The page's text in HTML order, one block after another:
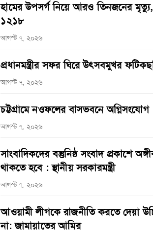
হামের উপসর্গ নিয়ে আরও তিনজনের
১২১৮
আগস্ট ৭, ২০২৬
প্রধানমন্ত্রীর সফর ঘিরে উৎসবমুখর
আগস্ট ৭, ২০২৬
চট্টগ্রামে নওফলের বাসভবনে অগ্নিসংযোগ
আগস্ট ৭, ২০২৬
সাংবাদিকদের বস্তুনিষ্ঠ সংবাদ প্রকাশে
থাকতে হবে : স্থানীয় সরকারমন্ত্রী
আগস্ট ৭, ২০২৬
আওয়ামী লীগকে রাজনীতি করতে দেয়া
না: জামায়াতের আমির